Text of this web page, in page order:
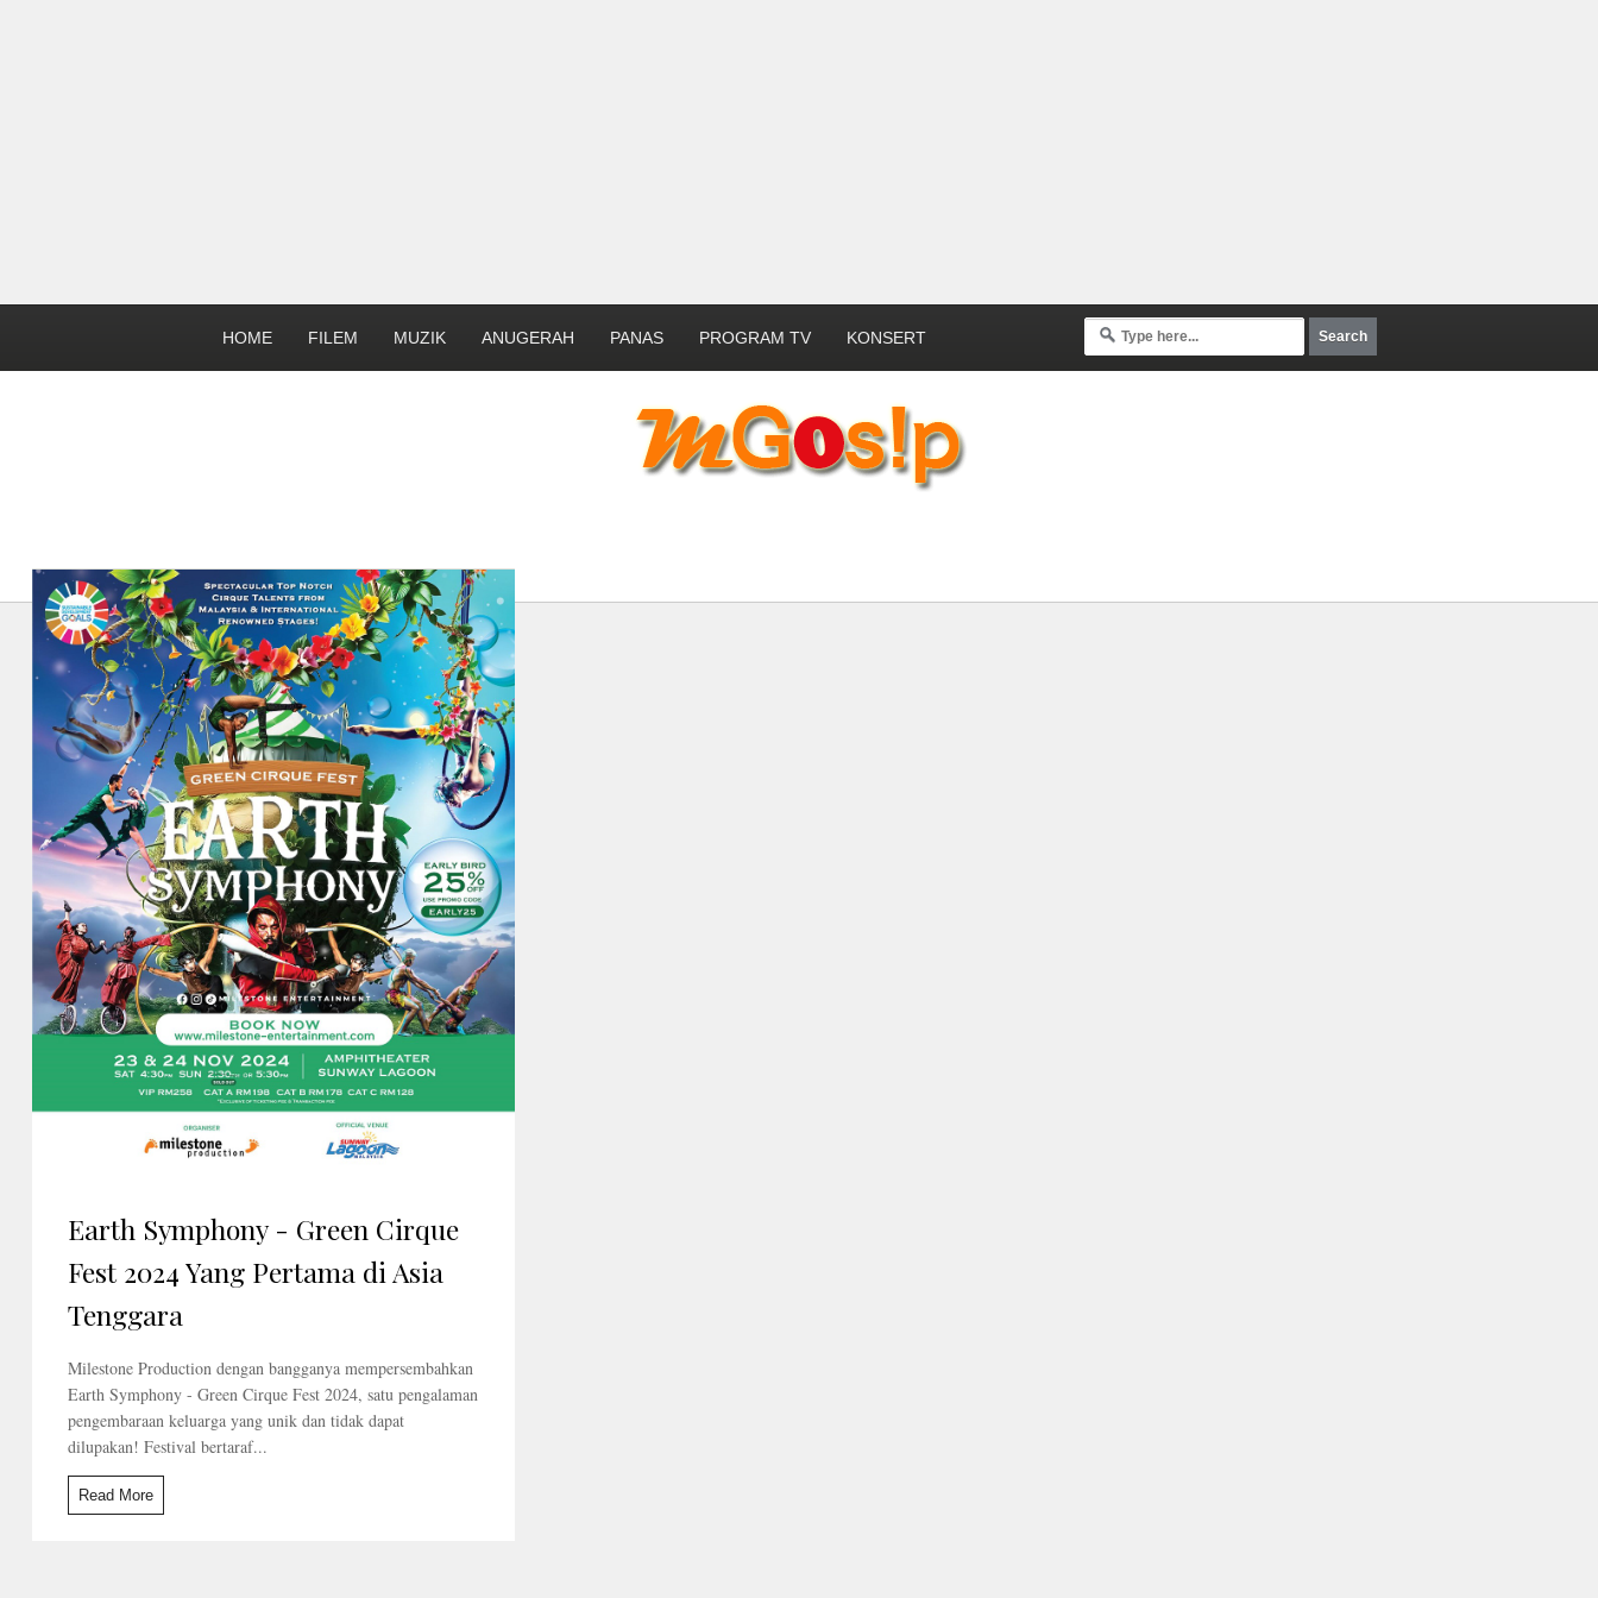
HOME FILEM MUZIK ANUGERAH PANAS PROGRAM TV KONSERT
Earth Symphony - Green Cirque
Fest 2024 Yang Pertama di Asia
Tenggara
Milestone Production dengan bangganya mempersembahkan
Earth Symphony - Green Cirque Fest 2024, satu pengalaman
pengembaraan keluarga yang unik dan tidak dapat
dilupakan! Festival bertaraf...
Read More